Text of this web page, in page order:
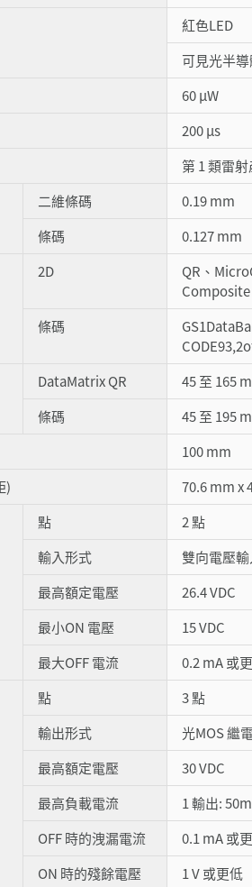
紅色LED
可見光半
60 µW
200 µs
第 1 類雷
二維條碼
0.19 mm
條碼
0.127 mm
2D
QR、
Composite
條碼
DataMatrix QR
45 至 165
條碼
45 至 195
100 mm
)
70.6 mm x
點
2 點
輸入形式
雙向電壓輸
最高額定電壓
26.4 VDC
最小ON 電壓
15 VDC
最大OFF 電流
0.2 mA 或
點
3 點
輸出形式
光MOS 繼
最高額定電壓
30 VDC
最高負載電流
1 輸出:
OFF 時的洩漏電流
0.1 mA 或
ON 時的殘餘電壓
1 V 或更低